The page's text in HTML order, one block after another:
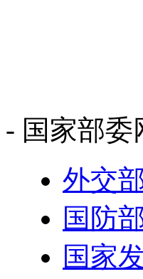
- 国家部委
外交
国防
国家